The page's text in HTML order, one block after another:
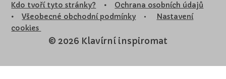
Kdo tvoří tyto stránky? •
Ochrana osobních údajů
•
Všeobecné obchodní podmínky • Nastavení
cookies
© 2026 Klavírní inspiromat